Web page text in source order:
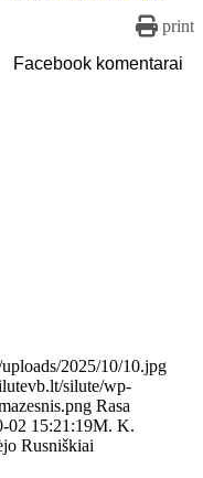
print
Facebook komentarai
2025/10/10.jpg
silute/wp-
Rasa
02 15:21:19M. K.
Rusniškiai